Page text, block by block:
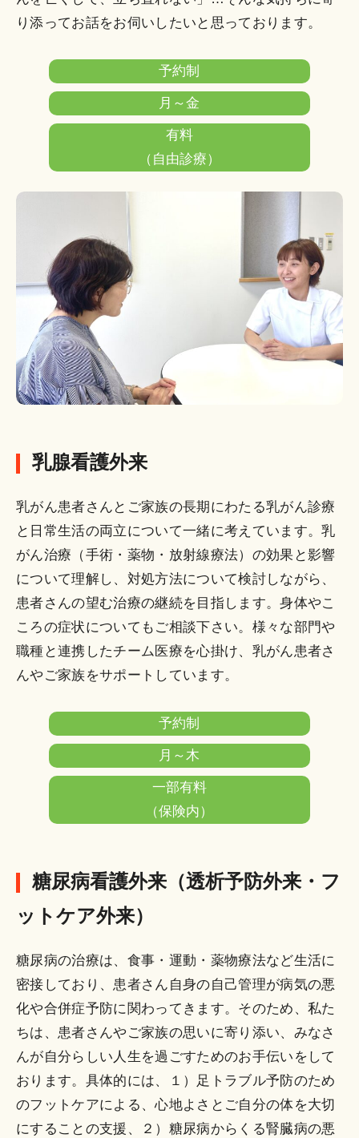
り添ってお話をお伺いしたいと思っております。
予約制
月～金
有料
（自由診療）
乳腺看護外来
乳がん患者さんとご家族の長期にわたる乳がん診療
と日常生活の両立について一緒に考えています。乳
がん治療（手術・薬物・放射線療法）の効果と影響
について理解し、対処方法について検討しながら、
患者さんの望む治療の継続を目指します。身体やこ
ころの症状についてもご相談下さい。様々な部門や
職種と連携したチーム医療を心掛け、乳がん患者さ
んやご家族をサポートしています。
予約制
月～木
一部有料
（保険内）
糖尿病看護外来（透析予防外来・フ
ットケア外来）
糖尿病の治療は、食事・運動・薬物療法など生活に
密接しており、患者さん自身の自己管理が病気の悪
化や合併症予防に関わってきます。そのため、私た
ちは、患者さんやご家族の思いに寄り添い、みなさ
んが自分らしい人生を過ごすためのお手伝いをして
おります。具体的には、１）足トラブル予防のため
のフットケアによる、心地よさとご自分の体を大切
にすることの支援、２）糖尿病からくる腎臓病の悪